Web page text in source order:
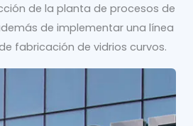
de la planta de procesos de
de implementar una línea
fabricación de vidrios curvos.